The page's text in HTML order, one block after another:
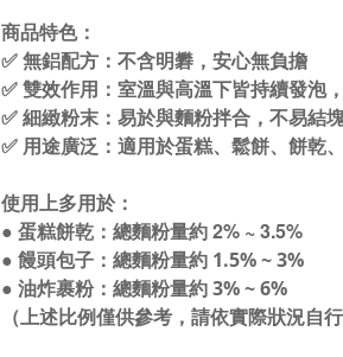
商品特色：
✅無鋁配方 ：不含明礬，安心無負擔
✅雙效作用 ：室溫與高溫下皆持續發泡
✅細緻粉末 ：易於與麵粉拌合，不易結
✅ 用途廣泛 ：適用於蛋糕、鬆餅、餅乾
使用上多用於：
● 蛋糕餅乾：總麵粉量約 2% ~ 3.5%
● 饅頭包子：總麵粉量約 1.5% ~ 3%
● 油炸裹粉：總麵粉量約 3% ~ 6%
（上述比例僅供參考，請依實際狀況自行